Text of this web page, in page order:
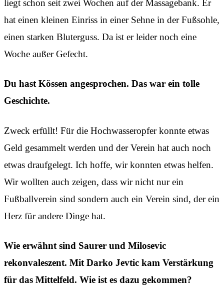
liegt schon seit zwei Wochen auf der Massagebank. Er
hat einen kleinen Einriss in einer Sehne in der Fußsohle,
einen starken Bluterguss. Da ist er leider noch eine
Woche außer Gefecht.
Du hast Kössen angesprochen. Das war ein tolle
Geschichte.
Zweck erfüllt! Für die Hochwasseropfer konnte etwas
Geld gesammelt werden und der Verein hat auch noch
etwas draufgelegt. Ich hoffe, wir konnten etwas helfen.
Wir wollten auch zeigen, dass wir nicht nur ein
Fußballverein sind sondern auch ein Verein sind, der ein
Herz für andere Dinge hat.
Wie erwähnt sind Saurer und Milosevic
rekonvaleszent. Mit Darko Jevtic kam Verstärkung
für das Mittelfeld. Wie ist es dazu gekommen?